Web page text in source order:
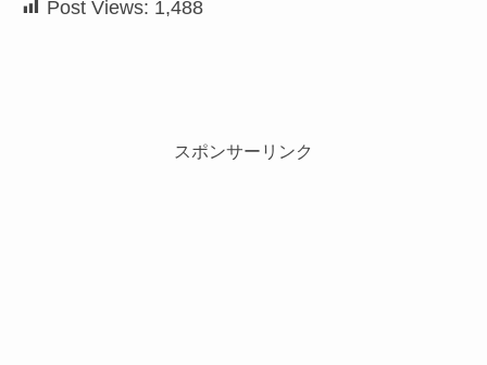
Post Views: 1,488
スポンサーリンク